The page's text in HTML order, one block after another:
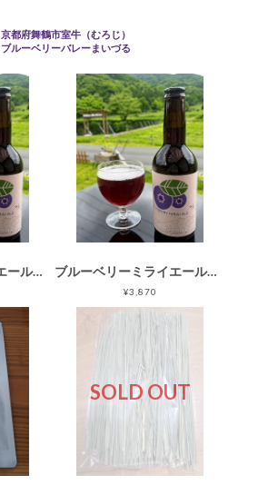
京都府舞鶴市室牛（むろじ）
ブルーベリーバレーまいづる
ブルーベリーミライエール６本セット（ブルーベリーのクラフトビール） ブルーベリーミライエール３本セット（ブルーベリーのクラフトビール）
¥3,870
SOLD OUT